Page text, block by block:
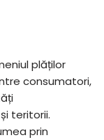
plăților
consumatori,
teritorii.
prin